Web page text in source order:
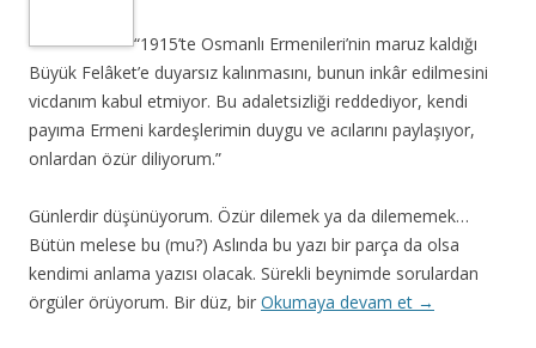
“1915’te Osmanlı Ermenileri’nin maruz kaldığı
Büyük Felâket’e duyarsız kalınmasını, bunun inkâr edilmesini
vicdanım kabul etmiyor. Bu adaletsizliği reddediyor, kendi
payıma Ermeni kardeşlerimin duygu ve acılarını paylaşıyor,
onlardan özür diliyorum.”
Günlerdir düşünüyorum. Özür dilemek ya da dilememek…
Bütün melese bu (mu?) Aslında bu yazı bir parça da olsa
kendimi anlama yazısı olacak. Sürekli beynimde sorulardan
örgüler örüyorum. Bir düz, bir Okumaya devam et →